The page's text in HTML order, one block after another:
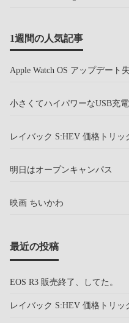
1週間の人気記事
Apple Watch OS アップデート
小さくてハイパワーなUSB充
レイバック S:HEV 価格トリッ
明日はオープンキャンパス
映画 ちいかわ
最近の投稿
EOS R3 販売終了、してた。
レイバック S:HEV 価格トリッ